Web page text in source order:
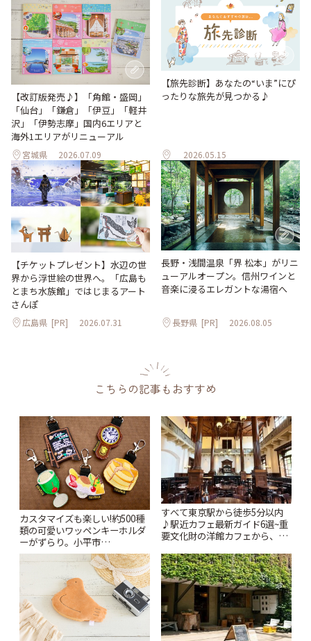
【改訂版発売♪】「角館・盛岡」
「仙台」「鎌倉」「伊豆」「軽井
沢」「伊勢志摩」国内6エリアと
海外1エリアがリニューアル
宮城県 2026.07.09
【旅先診断】あなたの“いま”にぴ
ったりな旅先が見つかる♪
2026.05.15
【チケットプレゼント】水辺の世
界から浮世絵の世界へ。「広島も
とまち水族館」ではじまるアート
さんぽ
広島県 [PR] 2026.07.31
長野・浅間温泉「界 松本」がリニ
ューアルオープン。信州ワインと
音楽に浸るエレガントな湯宿へ
長野県 [PR] 2026.08.05
こちらの記事もおすすめ
カスタマイズも楽しい!約500種
類の可愛いワッペンキーホルダ
ーがずらり。小平市
「Kimamaya T&K」 | ことりっ
ぷ
すべて東京駅から徒歩5分以内
♪駅近カフェ最新ガイド6選~重
要文化財の洋館カフェから、改
りっぷ